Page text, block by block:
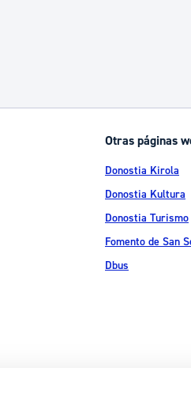
Otras páginas
Donostia Kirola
Donostia Kultura
Donostia Turismo
Fomento de San
Dbus